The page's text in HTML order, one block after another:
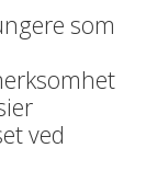
som
ved